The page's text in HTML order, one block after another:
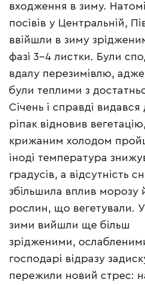
входження в зиму.
посівів у Центральній,
ввійшли в зиму
фазі 3–4 листки. Були
вдалу перезимівлю, адже
були теплими з
Січень і справді
ріпак відновив
крижаним холодом
іноді температура
градусів, а відсутність
збільшила вплив морозу
рослин, що вегетували. У
зими вийшли ще більш
зрідженими,
господарі відразу
пережили новий стрес: